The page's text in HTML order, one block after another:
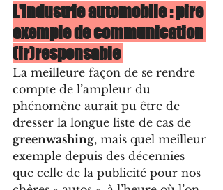
L'industrie automobile : pire
exemple de communication
(ir)responsable
La meilleure façon de se rendre
compte de l’ampleur du
phénomène aurait pu être de
dresser la longue liste de cas de
greenwashing, mais quel meilleur
exemple depuis des décennies
que celle de la publicité pour nos